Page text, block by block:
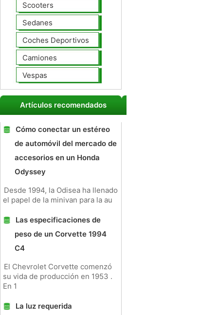
Scooters
Sedanes
Coches Deportivos
Camiones
Vespas
Artículos recomendados
Cómo conectar un estéreo
de automóvil del mercado de
accesorios en un Honda
Odyssey
Desde 1994, la Odisea ha llenado
el papel de la minivan para la au
Las especificaciones de
peso de un Corvette 1994
C4
El Chevrolet Corvette comenzó
su vida de producción en 1953 .
En 1
La luz requerida